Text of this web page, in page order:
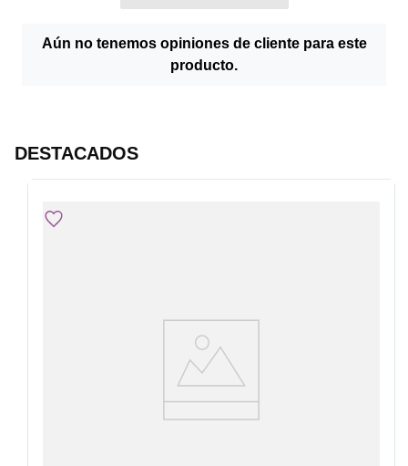
producto, en el caso de requerirse, algún material adicional
se, se entregará un presupuesto.
Modificaciones en muebles.
donde se va a conectar
Llevarse el producto reemplazado (antiguo).
reembolsa el trabajo no realizado, es decir, conexión. Valor
Aún no tenemos opiniones de cliente para este
producto.
DESTACADOS